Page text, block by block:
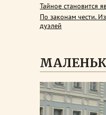
Тайное становится
По законам чести.
дуэлей